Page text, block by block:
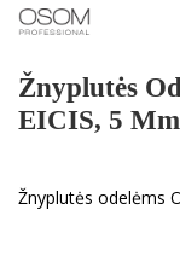
Žnyplutės
EICIS, 5 Mm
Žnyplutės odelėms